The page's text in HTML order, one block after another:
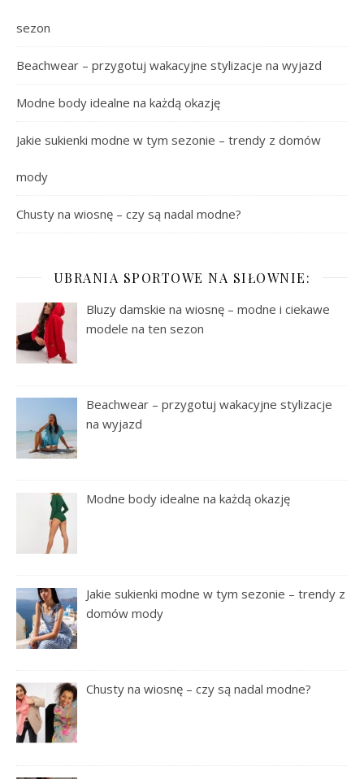
sezon
Beachwear – przygotuj wakacyjne stylizacje na wyjazd
Modne body idealne na każdą okazję
Jakie sukienki modne w tym sezonie – trendy z domów
mody
Chusty na wiosnę – czy są nadal modne?
UBRANIA SPORTOWE NA SIŁOWNIE:
Bluzy damskie na wiosnę – modne i ciekawe
modele na ten sezon
Beachwear – przygotuj wakacyjne stylizacje
na wyjazd
Modne body idealne na każdą okazję
Jakie sukienki modne w tym sezonie – trendy z
domów mody
Chusty na wiosnę – czy są nadal modne?